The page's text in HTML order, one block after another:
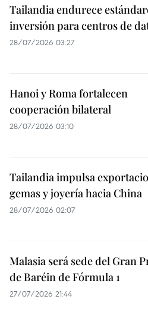
Tailandia endurece
inversión para centros de
28/07/2026 03:27
Hanoi y Roma fortalecen
cooperación bilateral
28/07/2026 03:10
Tailandia impulsa
gemas y joyería hacia China
28/07/2026 02:07
Malasia será sede del Gran
de Baréin de Fórmula 1
27/07/2026 21:44